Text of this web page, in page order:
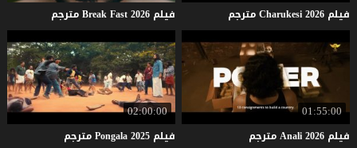
فيلم Charukesi2026 مترجم فيلم BreakFast2026 مترجم
01:55:00
فيلم Anali2026 مترجم
02:00:00
فيلم Pongala2025 مترجم